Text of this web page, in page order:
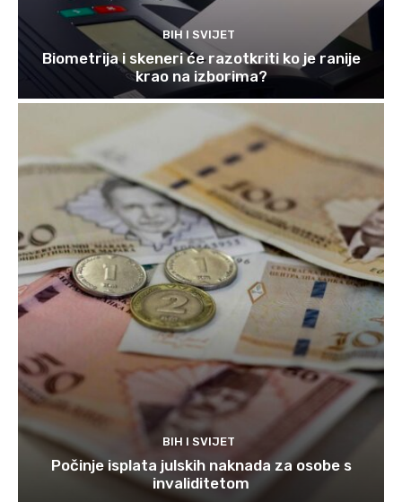
BIH I SVIJET
Biometrija i skeneri će razotkriti ko je ranije
krao na izborima?
BIH I SVIJET
Počinje isplata julskih naknada za osobe s
invaliditetom